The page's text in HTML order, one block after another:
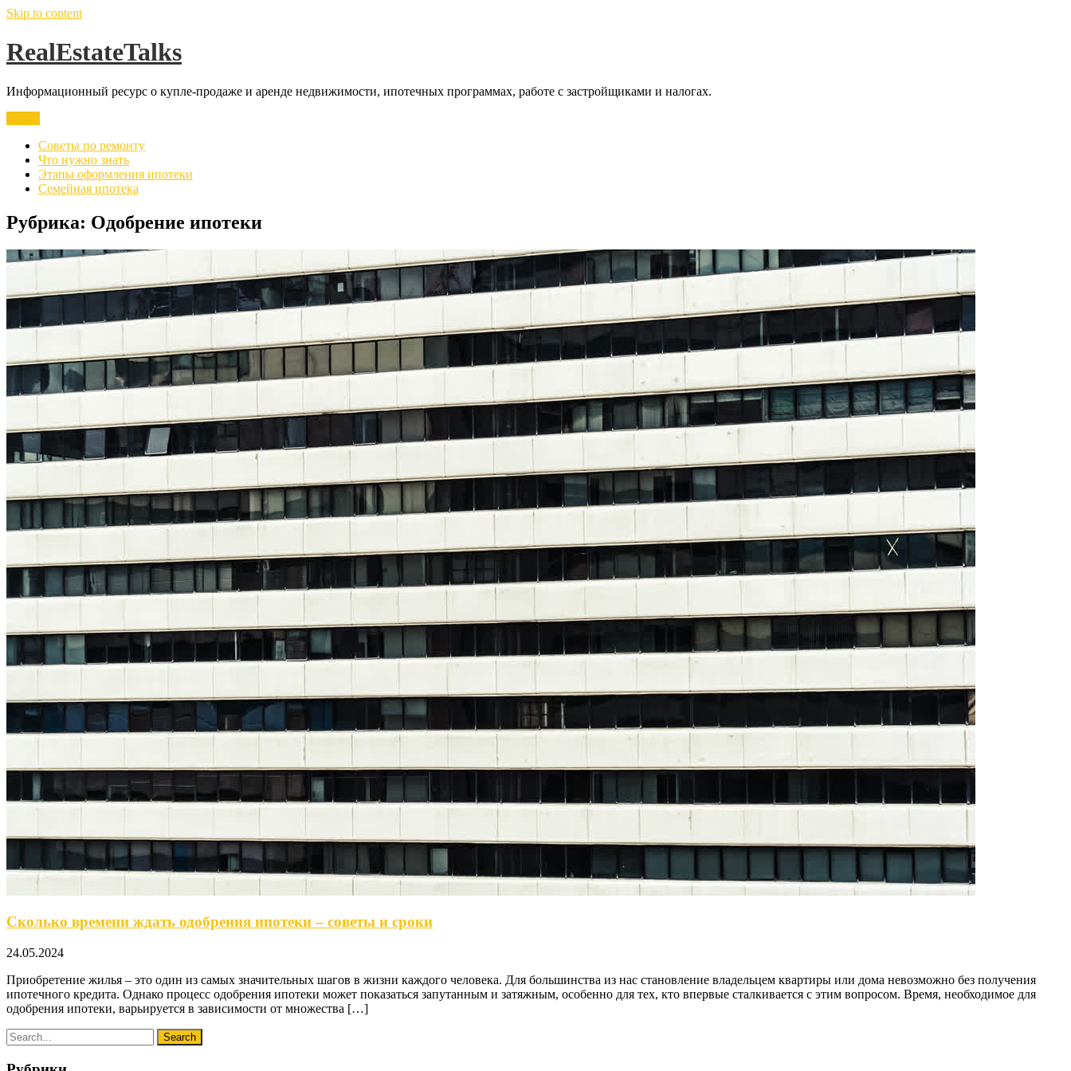
Skip to content
RealEstateTalks
Информационный ресурс о купле-продаже и аренде недвижимости, ипотечных программах, работе с застройщиками и налогах.
Советы по ремонту
Что нужно знать
Этапы оформления ипотеки
Семейная ипотека
Рубрика: Одобрение ипотеки
Сколько времени ждать одобрения ипотеки – советы и сроки
24.05.2024
Приобретение жилья – это один из самых значительных шагов в жизни каждого человека. Для большинства из нас становление владельцем квартиры или дома невозможно без получения
ипотечного кредита. Однако процесс одобрения ипотеки может показаться запутанным и затяжным, особенно для тех, кто впервые сталкивается с этим вопросом. Время, необходимое для
одобрения ипотеки, варьируется в зависимости от множества […]